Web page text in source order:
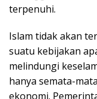
terpenuhi.
Islam tidak akan
suatu kebijakan
melindungi
hanya semata-
ekonomi.